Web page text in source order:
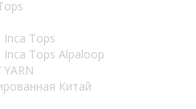
Tops
Tops Alpaloop
Китай